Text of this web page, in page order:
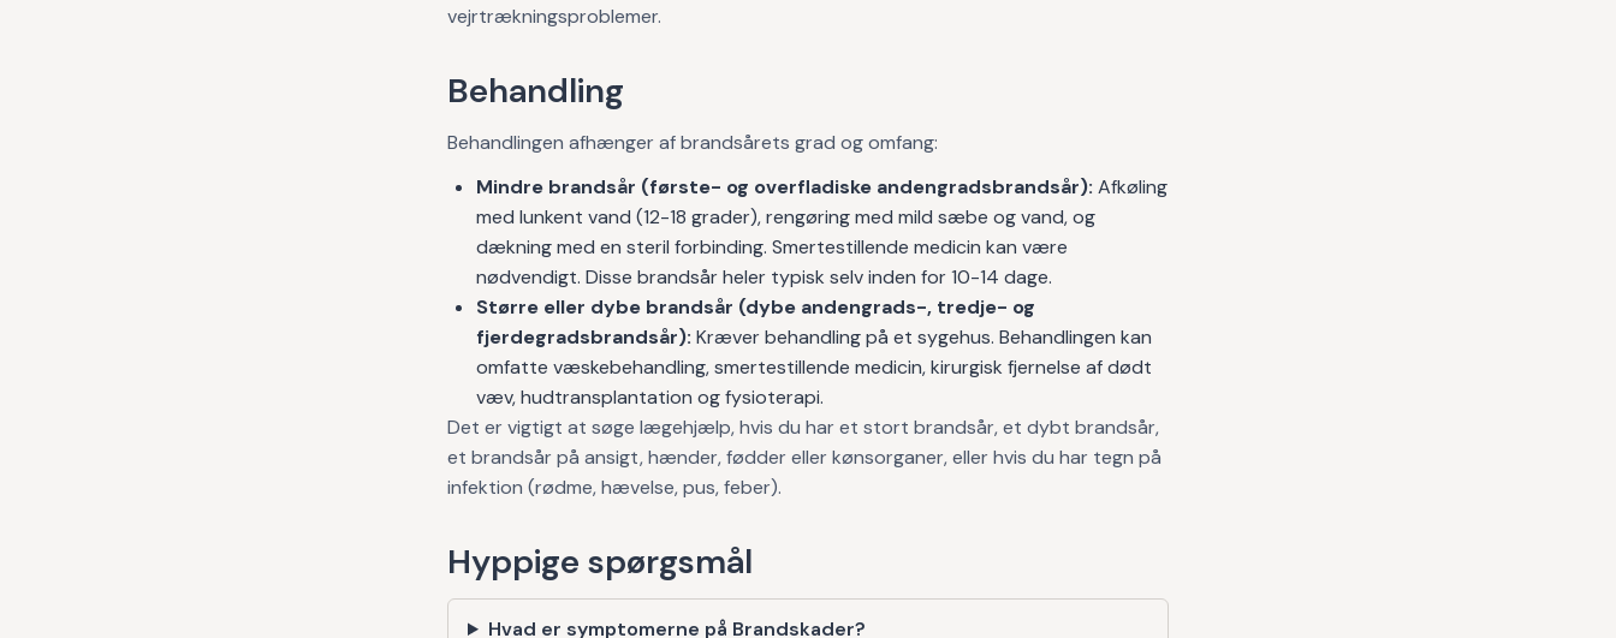
vejrtrækningsproblemer.
Behandling
Behandlingen afhænger af brandsårets grad og omfang:
Mindre brandsår (første- og overfladiske andengradsbrandsår): Afkøling
med lunkent vand (12-18 grader), rengøring med mild sæbe og vand, og
dækning med en steril forbinding. Smertestillende medicin kan være
nødvendigt. Disse brandsår heler typisk selv inden for 10-14 dage.
Større eller dybe brandsår (dybe andengrads-, tredje- og
fjerdegradsbrandsår): Kræver behandling på et sygehus. Behandlingen kan
omfatte væskebehandling, smertestillende medicin, kirurgisk fjernelse af dødt
væv, hudtransplantation og fysioterapi.
Det er vigtigt at søge lægehjælp, hvis du har et stort brandsår, et dybt brandsår,
et brandsår på ansigt, hænder, fødder eller kønsorganer, eller hvis du har tegn på
infektion (rødme, hævelse, pus, feber).
Hyppige spørgsmål
Hvad er symptomerne på Brandskader?